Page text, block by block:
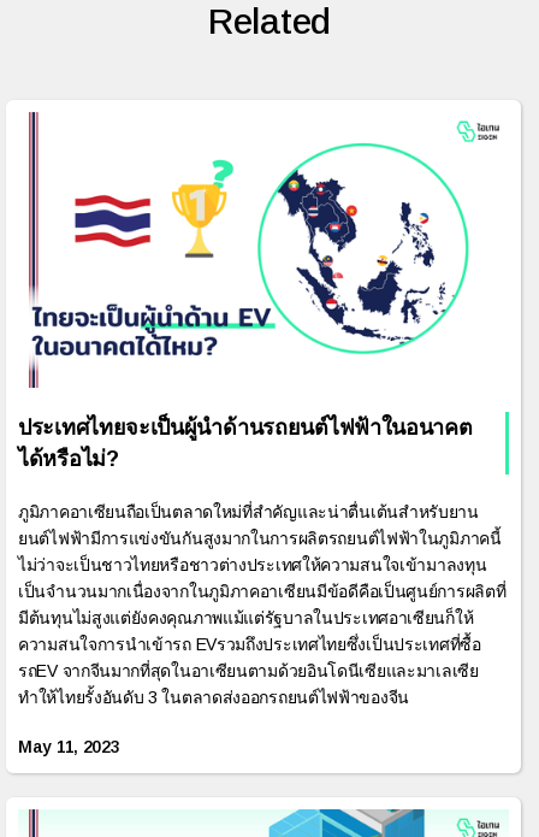
Related
ประเทศไทยจะเป็นผู้นำด้านรถยนต์ไฟฟ้าในอนาคต
ได้หรือไม่?
ภูมิภาคอาเซียนถือเป็นตลาดใหม่ที่สำคัญและน่าตื่นเต้นสำหรับยาน
ยนต์ไฟฟ้ามีการแข่งขันกันสูงมากในการผลิตรถยนต์ไฟฟ้าในภูมิภาคนี้
ไม่ว่าจะเป็นชาวไทยหรือชาวต่างประเทศให้ความสนใจเข้ามาลงทุน
เป็นจำนวนมากเนื่องจากในภูมิภาคอาเซียนมีข้อดีคือเป็นศูนย์การผลิตที่
มีต้นทุนไม่สูงแต่ยังคงคุณภาพแม้แต่รัฐบาลในประเทศอาเซียนก็ให้
ความสนใจการนำเข้ารถ EVรวมถึงประเทศไทยซึ่งเป็นประเทศที่ซื้อ
รถEV จากจีนมากที่สุดในอาเซียนตามด้วยอินโดนีเซียและมาเลเซีย
ทำให้ไทยรั้งอันดับ 3 ในตลาดส่งออกรถยนต์ไฟฟ้าของจีน
May 11, 2023